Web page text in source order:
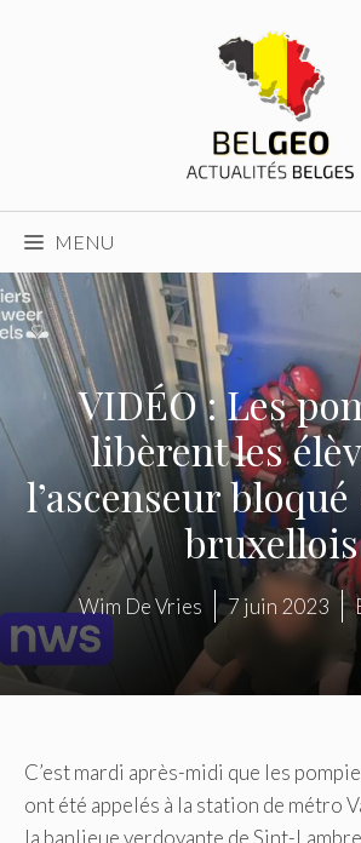
MENU
VIDÉO : Les
libèrent les
l’ascenseur
bruxellois
Wim De Vries 7 juin 2023
C’est mardi après-midi que les
ont été appelés à la station de métro
la banlieue verdoyante de Sint-